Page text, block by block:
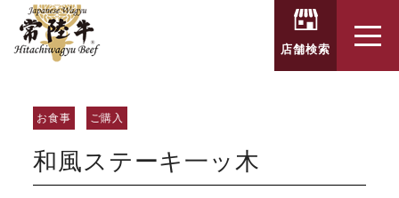
店舗検索
お食事 ご購入
和風ステーキ一ッ木